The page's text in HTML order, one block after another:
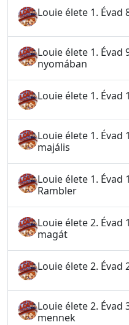
Louie élete 1. Évad
Louie élete 1. Évad
nyomában
Louie élete 1. Évad
Louie élete 1. Évad
majális
Louie élete 1. Évad
Rambler
Louie élete 2. Évad
magát
Louie élete 2. Évad
Louie élete 2. Évad
mennek